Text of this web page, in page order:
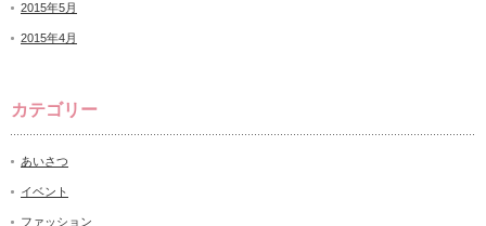
2015年5月
2015年4月
カテゴリー
あいさつ
イベント
ファッション